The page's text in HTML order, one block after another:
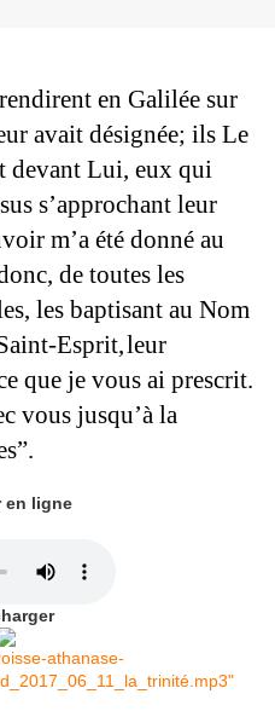
en Galilée sur
avait désignée; ils Le
devant Lui, eux qui
s’approchant leur
m’a été donné au
de toutes les
les baptisant au Nom
Esprit,leur
que je vous ai prescrit.
vous jusqu’à la
en ligne
athanase-